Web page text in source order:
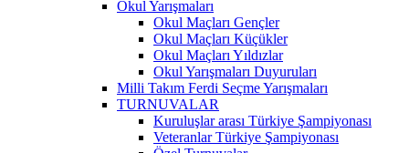
Okul Yarışmaları
Okul Maçları Gençler
Okul Maçları Küçükler
Okul Maçları Yıldızlar
Okul Yarışmaları Duyuruları
Milli Takım Ferdi Seçme Yarışmaları
TURNUVALAR
Kuruluşlar arası Türkiye Şampiyonası
Veteranlar Türkiye Şampiyonası